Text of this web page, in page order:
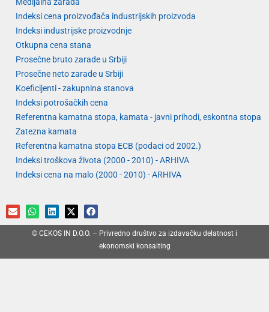
Medijalna zarada
Indeksi cena proizvođača industrijskih proizvoda
Indeksi industrijske proizvodnje
Otkupna cena stana
Prosečne bruto zarade u Srbiji
Prosečne neto zarade u Srbiji
Koeficijenti - zakupnina stanova
Indeksi potrošačkih cena
Referentna kamatna stopa, kamata - javni prihodi, eskontna stopa
Zatezna kamata
Referentna kamatna stopa ECB (podaci od 2002.)
Indeksi troškova života (2000 - 2010) - ARHIVA
Indeksi cena na malo (2000 - 2010) - ARHIVA
© CEKOS IN D.O.O. – Privredno društvo za izdavačku delatnost i
ekonomski konsalting